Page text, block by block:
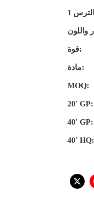
قوة:
مادة:
MOQ:
20′ GP:
40′ GP:
40′ HQ: